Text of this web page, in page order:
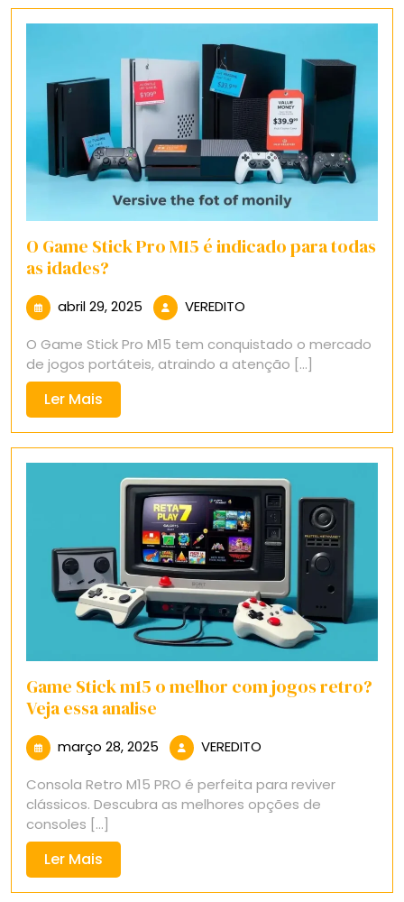
O Game Stick Pro M15 é indicado para todas
as idades?
abril 29, 2025 abril
2025
VEREDITO
O Game Stick Pro M15 tem conquistado o mercado
de jogos portáteis, atraindo a atenção [...]
Ler Mais
Mais
Game Stick m15 o melhor com jogos retro?
Veja essa analise
março 28, 2025 março
28,
2025
VEREDITO
Consola Retro M15 PRO é perfeita para reviver
clássicos. Descubra as melhores opções de
consoles [...]
Ler Mais
Mais